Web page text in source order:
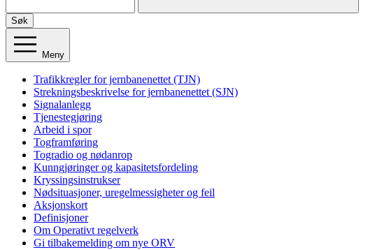
Søk
Meny
Trafikkregler for jernbanenettet (TJN)
Strekningsbeskrivelse for jernbanenettet (SJN)
Signalanlegg
Tjenestegjøring
Arbeid i spor
Togframføring
Togradio og nødanrop
Kunngjøringer og kapasitetsfordeling
Kryssingsinstrukser
Nødsituasjoner, uregelmessigheter og feil
Aksjonskort
Definisjoner
Om Operativt regelverk
Gi tilbakemelding om nye ORV